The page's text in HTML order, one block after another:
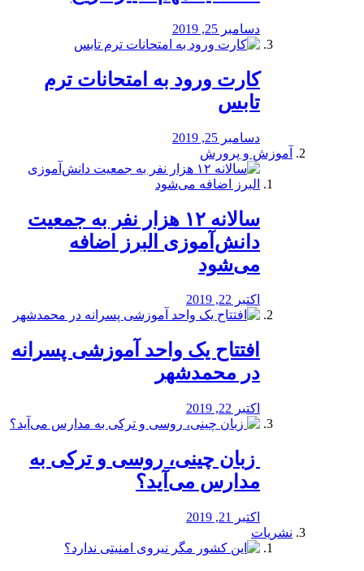
دسامبر 25, 2019
کارت ورود به امتحانات ترم
تابس
دسامبر 25, 2019
آموزش و پرورش
️سالانه ۱۲ هزار نفر به جمعیت
دانش‌آموزی البرز اضافه
می‌شود
اکتبر 22, 2019
افتتاح یک واحد آموزشی پسرانه
در محمدشهر
اکتبر 22, 2019
️ زبان چینی، روسی و ترکی به
مدارس می‌آید؟
اکتبر 21, 2019
نشریات